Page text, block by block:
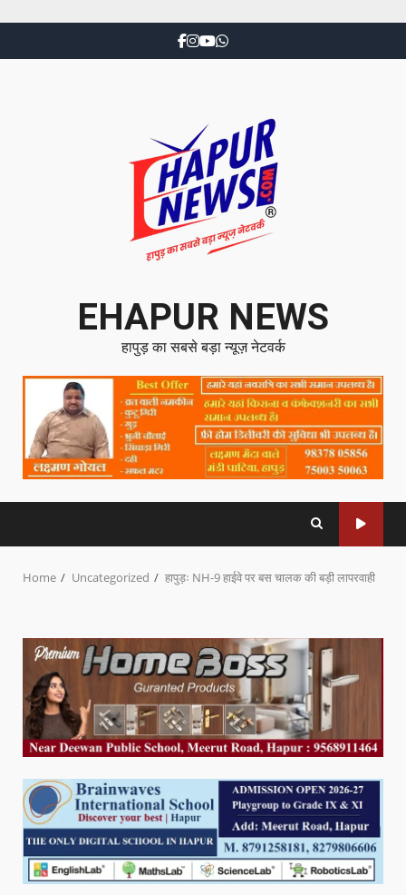
EHAPUR NEWS
हापुड़ का सबसे बड़ा न्यूज़ नेटवर्क
Home Uncategorized हापुड़ः NH-9 हाईवे पर बस चालक की बड़ी लापरवाही